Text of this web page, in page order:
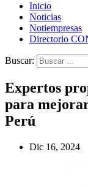
Inicio
Noticias
Notiempresas
Directorio
Buscar:
Expertos
para
Perú
Dic 16, 2024